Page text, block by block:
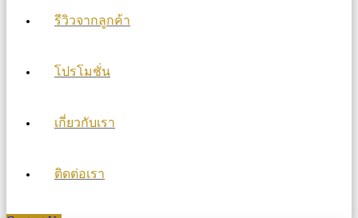
รีวิวจากลูกค้า
โปรโมชั่น
เกี่ยวกับเรา
ติดต่อเรา